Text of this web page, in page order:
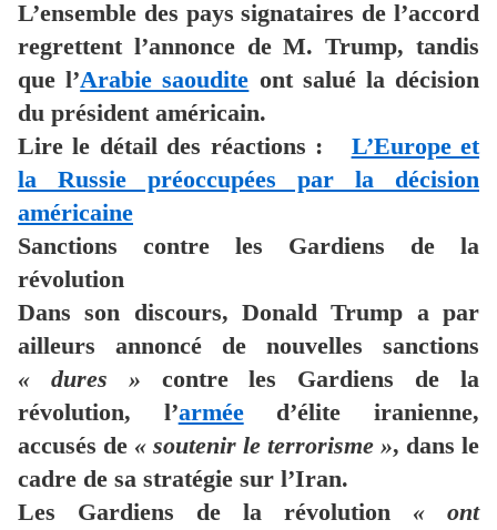
L’ensemble des pays signataires de l’accord
regrettent l’annonce de M. Trump, tandis
que l’Arabie saoudite ont salué la décision
du président américain.
Lire le détail des réactions : L’Europe et
la Russie préoccupées par la décision
américaine
Sanctions contre les Gardiens de la
révolution
Dans son discours, Donald Trump a par
ailleurs annoncé de nouvelles sanctions
« dures » contre les Gardiens de la
révolution, l’arméed’élite iranienne,
accusés de « soutenir le terrorisme », dans le
cadre de sa stratégie sur l’Iran.
Les Gardiens de la révolution « ont